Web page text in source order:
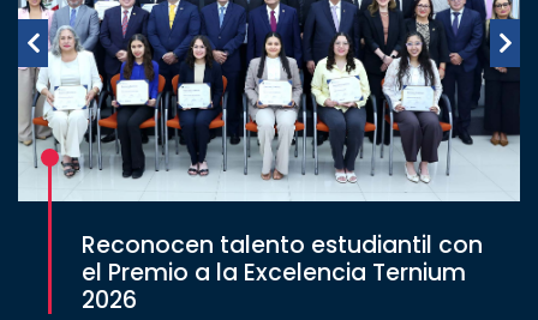
Reconocen talento estudiantil con
el Premio a la Excelencia Ternium
2026